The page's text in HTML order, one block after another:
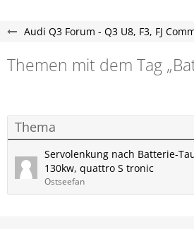
Audi Q3 Forum - Q3 U8, F3, FJ
Themen mit dem Tag
Thema
Servolenkung nach Batterie-
130kw, quattro S tronic
Ostseefan